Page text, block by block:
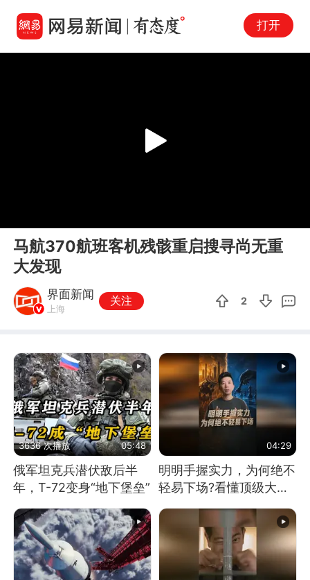
打开
Play
马航370航班客机残骸重启搜寻尚无重
大发现
界面新闻
上海
关注 2
3636 次播放 05:48
俄军坦克兵潜伏敌后半
年，T-72变身“地下堡垒”
04:29
明明手握实力，为何绝不
轻易下场?看懂顶级大国
谋略